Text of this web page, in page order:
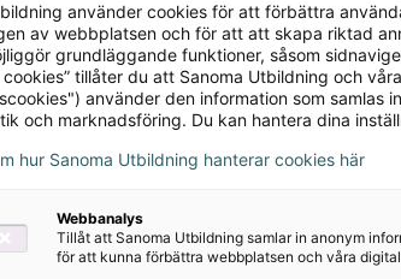
mänsklig
fil, 28,3 MB)
använder cookies för att förbättra
av webbplatsen och för att att skapa riktad
grundläggande funktioner, såsom
cookies” tillåter du att Sanoma Utbildning och
använder den information som samlas
och marknadsföring. Du kan hantera dina
hur Sanoma Utbildning hanterar cookies här
Webbanalys
Tillåt att Sanoma Utbildning samlar in anonym
för att kunna förbättra webbplatsen och våra